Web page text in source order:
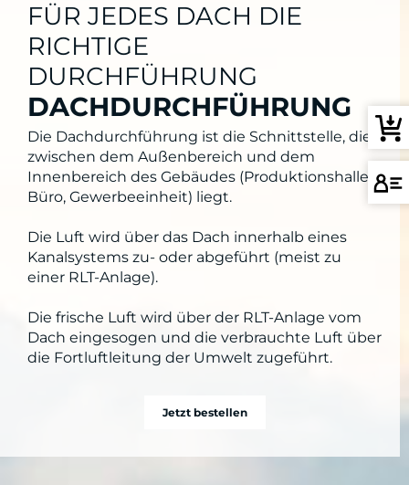
FÜR JEDES DACH DIE
RICHTIGE
DURCHFÜHRUNG
DACHDURCHFÜHRUNG
Die Dachdurchführung ist die Schnittstelle, die
zwischen dem Außenbereich und dem
Innenbereich des Gebäudes (Produktionshalle,
Büro, Gewerbeeinheit) liegt.
Die Luft wird über das Dach innerhalb eines
Kanalsystems zu- oder abgeführt (meist zu
einer RLT-Anlage).
Die frische Luft wird über der RLT-Anlage vom
Dach eingesogen und die verbrauchte Luft über
die Fortluftleitung der Umwelt zugeführt.
Jetzt bestellen